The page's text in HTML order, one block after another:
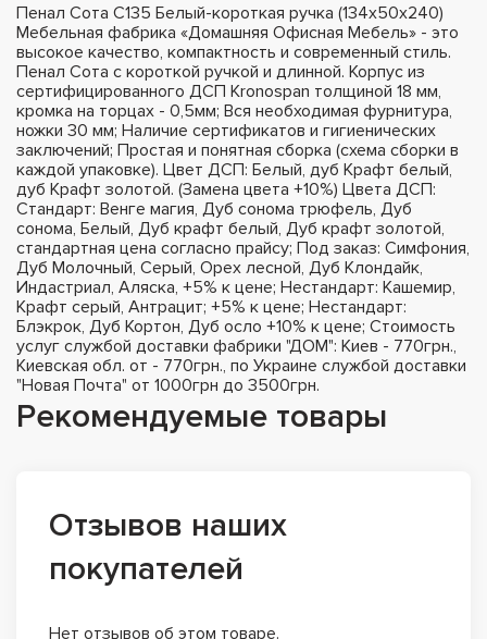
Пенал Сота С135 Белый-короткая ручка (134х50х240)
Мебельная фабрика «Домашняя Офисная Мебель» - это
высокое качество, компактность и современный стиль.
Пенал Сота с короткой ручкой и длинной. Корпус из
сертифицированного ДСП Kronospan толщиной 18 мм,
кромка на торцах - 0,5мм; Вся необходимая фурнитура,
ножки 30 мм; Наличие сертификатов и гигиенических
заключений; Простая и понятная сборка (схема сборки в
каждой упаковке). Цвет ДСП: Белый, дуб Крафт белый,
дуб Крафт золотой. (Замена цвета +10%) Цвета ДСП:
Стандарт: Венге магия, Дуб сонома трюфель, Дуб
сонома, Белый, Дуб крафт белый, Дуб крафт золотой,
стандартная цена согласно прайсу; Под заказ: Симфония,
Дуб Молочный, Серый, Орех лесной, Дуб Клондайк,
Индастриал, Аляска, +5% к цене; Нестандарт: Кашемир,
Крафт серый, Антрацит; +5% к цене; Нестандарт:
Блэкрок, Дуб Кортон, Дуб осло +10% к цене; Стоимость
услуг службой доставки фабрики "ДОМ": Киев - 770грн.,
Киевская обл. от - 770грн., по Украине службой доставки
"Новая Почта" от 1000грн до 3500грн.
Рекомендуемые товары
Отзывов наших
покупателей
Нет отзывов об этом товаре.